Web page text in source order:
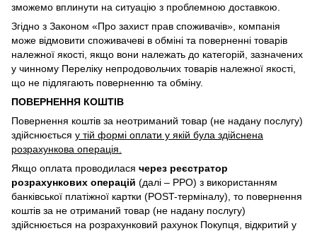
зможемо вплинути на ситуацію з проблемною доставкою.
Згідно з Законом «Про захист прав споживачів», компанія
може відмовити споживачеві в обміні та поверненні товарів
належної якості, якщо вони належать до категорій, зазначених
у чинному Переліку непродовольчих товарів належної якості,
що не підлягають поверненню та обміну.
ПОВЕРНЕННЯ КОШТІВ
Повернення коштів за неотриманий товар (не надану послугу)
здійснюється у тій формі оплати у якій була здійснена
розрахункова операція.
Якщо оплата проводилася через реєстратор
розрахункових операцій (далі – РРО) з використанням
банківської платіжної картки (POST-терміналу), то повернення
коштів за не отриманий товар (не надану послугу)
здійснюється на розрахунковий рахунок Покупця, відкритий у